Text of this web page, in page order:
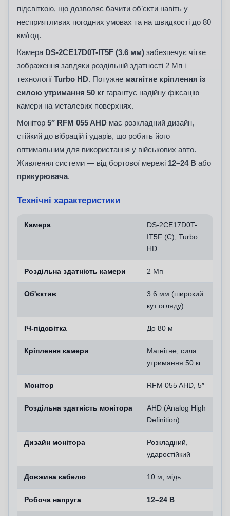
підсвіткою, що дозволяє бачити об’єкти навіть у
несприятливих погодних умовах та на швидкості до 80
км/год.
Камера DS-2CE17D0T-IT5F (3.6 мм) забезпечує чітке
зображення завдяки роздільній здатності 2 Мп і
технології Turbo HD. Потужне магнітне кріплення із
силою утримання 50 кг гарантує надійну фіксацію
камери на металевих поверхнях.
Монітор 5″ RFM 055 AHD має розкладний дизайн,
стійкий до вібрацій і ударів, що робить його
оптимальним для використання у військових авто.
Живлення системи — від бортової мережі 12–24 В або
прикурювача.
Технічні характеристики
Камера
DS-2CE17D0T-
IT5F (C), Turbo
HD
Роздільна здатність камери 2 Мп
Об'єктив
3.6 мм (широкий
кут огляду)
ІЧ-підсвітка До 80 м
Кріплення камери
Магнітне, сила
утримання 50 кг
Монітор RFM 055 AHD, 5″
Роздільна здатність монітора
AHD (Analog High
Definition)
Дизайн монітора
Розкладний,
ударостійкий
Довжина кабелю 10 м, мідь
Робоча напруга 12–24 В